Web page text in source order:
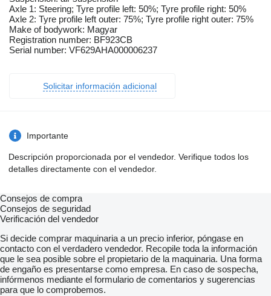
Axle 1: Steering; Tyre profile left: 50%; Tyre profile right: 50%
Axle 2: Tyre profile left outer: 75%; Tyre profile right outer: 75%
Make of bodywork: Magyar
Registration number: BF923CB
Serial number: VF629AHA000006237
Solicitar información adicional
Importante
Descripción proporcionada por el vendedor. Verifique todos los
detalles directamente con el vendedor.
Consejos de compra
Consejos de seguridad
Verificación del vendedor
Si decide comprar maquinaria a un precio inferior, póngase en
contacto con el verdadero vendedor. Recopile toda la información
que le sea posible sobre el propietario de la maquinaria. Una forma
de engaño es presentarse como empresa. En caso de sospecha,
infórmenos mediante el formulario de comentarios y sugerencias
para que lo comprobemos.